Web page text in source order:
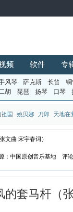
频 软件 专
风琴 萨克斯 长笛
胡 琵琶 扬琴 口琴
国 姚贝娜 刀郎 天地在
文曲 宋宇春词）
：中国原创音乐基地 评
的套马杆（